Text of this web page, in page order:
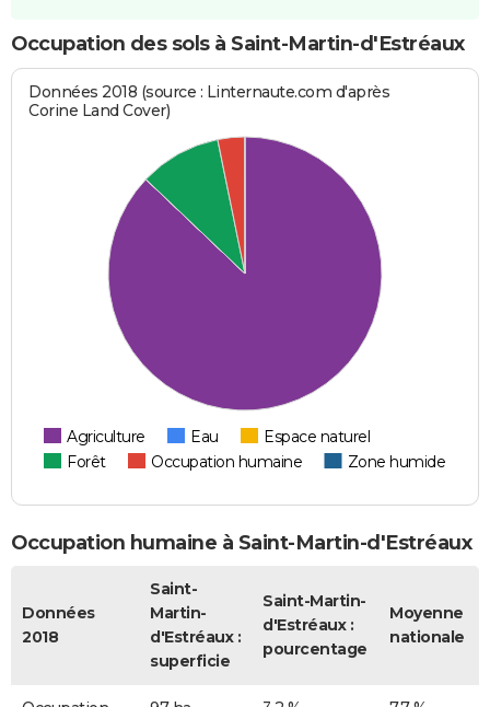
Occupation des sols à Saint-Martin-d'Estréaux
Données 2018 (source : Linternaute.com d'après
Corine Land Cover)
Agriculture Eau
Espace naturel
Forêt
Occupation humaine Zone humide
Occupation humaine à Saint-Martin-d'Estréaux
Données
2018
Saint-
Martin-
d'Estréaux :
superficie
Saint-Martin-
d'Estréaux :
pourcentage
Moyenne
nationale